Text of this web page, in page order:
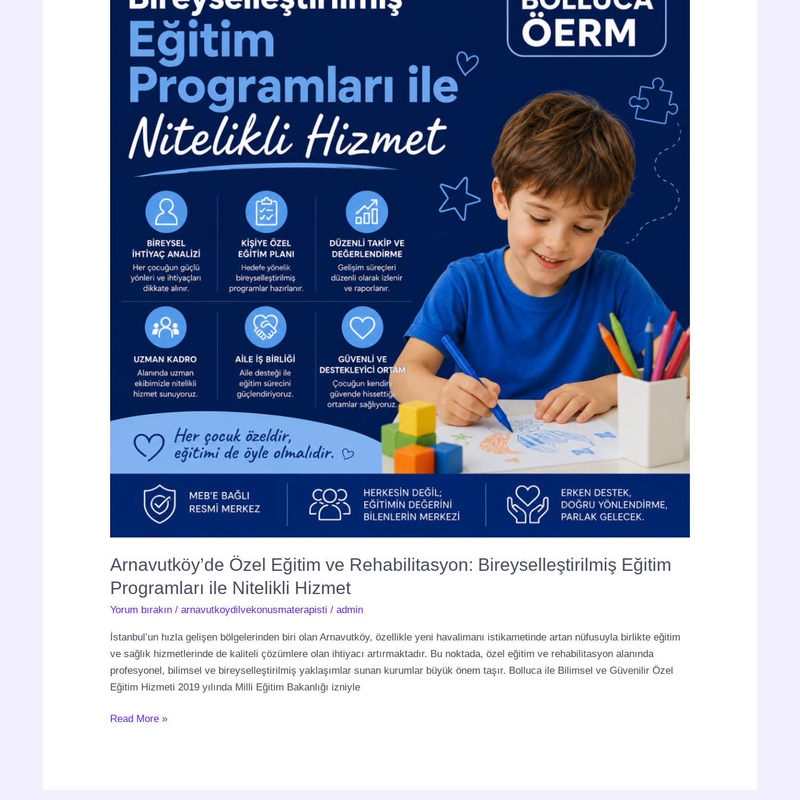
Arnavutköy’de Özel Eğitim ve Rehabilitasyon: Bireyselleştirilmiş Eğitim
Programları ile Nitelikli Hizmet
Yorum bırakın /arnavutkoydilvekonusmaterapisti /admin
İstanbul’un hızla gelişen bölgelerinden biri olan Arnavutköy, özellikle yeni havalimanı istikametinde artan nüfusuyla birlikte eğitim
ve sağlık hizmetlerinde de kaliteli çözümlere olan ihtiyacı artırmaktadır. Bu noktada, özel eğitim ve rehabilitasyon alanında
profesyonel, bilimsel ve bireyselleştirilmiş yaklaşımlar sunan kurumlar büyük önem taşır. Bolluca ile Bilimsel ve Güvenilir Özel
Eğitim Hizmeti 2019 yılında Milli Eğitim Bakanlığı izniyle
Rehabilitasyon:
Bireyselleştirilmiş
Eğitim
Programları
Nitelikli
Hizmet
Read More »